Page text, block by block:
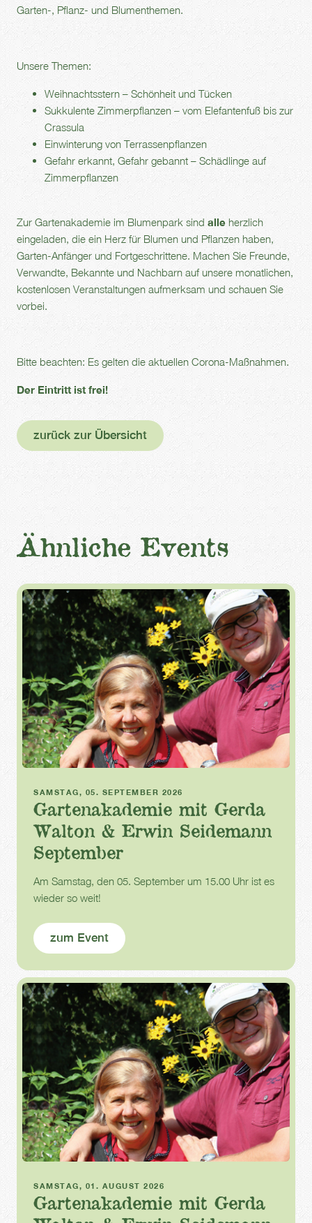
Garten-, Pflanz- und Blumenthemen.
Unsere Themen:
Weihnachtsstern – Schönheit und Tücken
Sukkulente Zimmerpflanzen – vom Elefantenfuß bis zur
Crassula
Einwinterung von Terrassenpflanzen
Gefahr erkannt, Gefahr gebannt – Schädlinge auf
Zimmerpflanzen
Zur Gartenakademie im Blumenpark sind alle herzlich
eingeladen, die ein Herz für Blumen und Pflanzen haben,
Garten-Anfänger und Fortgeschrittene. Machen Sie Freunde,
Verwandte, Bekannte und Nachbarn auf unsere monatlichen,
kostenlosen Veranstaltungen aufmerksam und schauen Sie
vorbei.
Bitte beachten: Es gelten die aktuellen Corona-Maßnahmen.
Der Eintritt ist frei!
zurück zur Übersicht
Ähnliche Events
SAMSTAG, 05. SEPTEMBER 2026
Gartenakademie mit Gerda
Walton & Erwin Seidemann
September
Am Samstag, den 05. September um 15.00 Uhr ist es
wieder so weit!
zum Event
SAMSTAG, 01. AUGUST 2026
Gartenakademie mit Gerda